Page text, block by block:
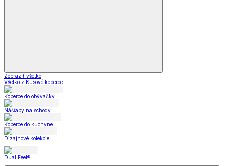
Zobraziť všetko
Všetko z Kusové koberce
Koberce do obývačky
Nášľapy na schody
Koberce do kuchyne
Dizajnové kolekcie
Dual Feel®